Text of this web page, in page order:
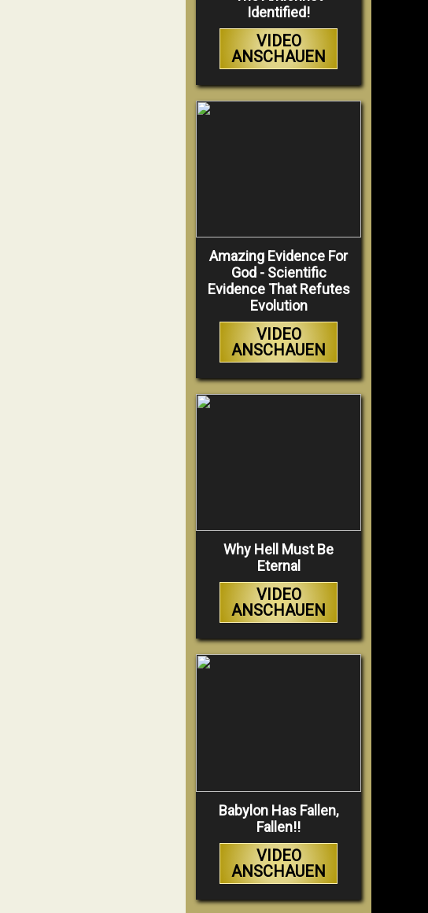
Identified!
VIDEO
ANSCHAUEN
Amazing Evidence For
God - Scientific
Evidence That Refutes
Evolution
VIDEO
ANSCHAUEN
Why Hell Must Be
Eternal
VIDEO
ANSCHAUEN
Babylon Has Fallen,
Fallen!!
VIDEO
ANSCHAUEN